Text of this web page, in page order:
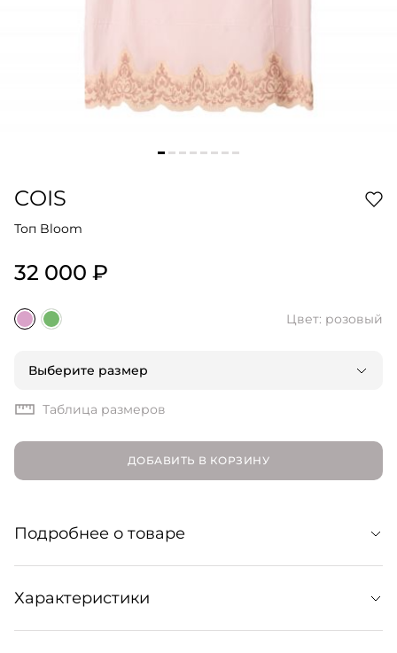
COIS
Топ Bloom
32 000 ₽
Цвет: розовый
Выберите размер
Таблица размеров
ДОБАВИТЬ В КОРЗИНУ
Подробнее о товаре
Нежный топ в бельевом стиле будет уместен не только
летом, но и круглый год — в сочетании с брючными
костюмами и кардиганами с юбкой. Кружево
Характеристики